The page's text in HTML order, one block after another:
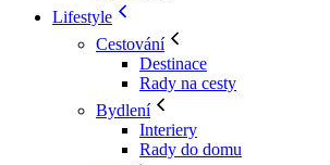
Lifestyle
Cestování
Destinace
Rady na cesty
Bydlení
Interiery
Rady do domu